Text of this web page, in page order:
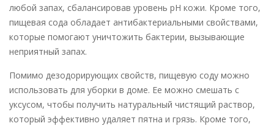
любой запах, сбалансировав уровень pH кожи. Кроме того,
пищевая сода обладает антибактериальными свойствами,
которые помогают уничтожить бактерии, вызывающие
неприятный запах.
Помимо дезодорирующих свойств, пищевую соду можно
использовать для уборки в доме. Ее можно смешать с
уксусом, чтобы получить натуральный чистящий раствор,
который эффективно удаляет пятна и грязь. Кроме того,